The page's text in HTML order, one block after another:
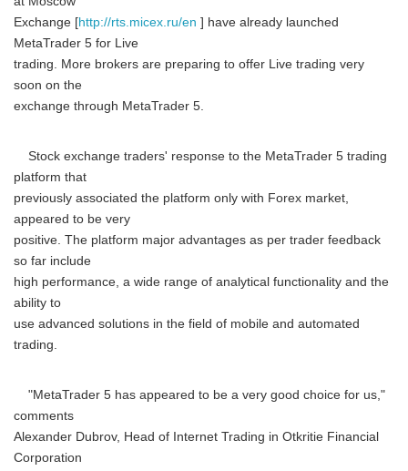
Exchange [http://rts.micex.ru/en ] have already launched
MetaTrader 5 for Live
trading. More brokers are preparing to offer Live trading very
soon on the
exchange through MetaTrader 5.
Stock exchange traders' response to the MetaTrader 5 trading
platform that
previously associated the platform only with Forex market,
appeared to be very
positive. The platform major advantages as per trader feedback
so far include
high performance, a wide range of analytical functionality and the
ability to
use advanced solutions in the field of mobile and automated
trading.
"MetaTrader 5 has appeared to be a very good choice for us,"
comments
Alexander Dubrov, Head of Internet Trading in Otkritie Financial
Corporation